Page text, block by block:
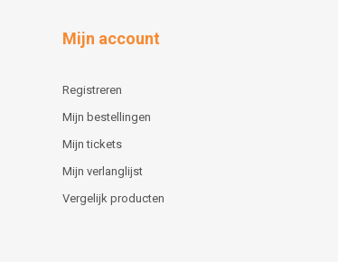
Mijn account
Registreren
Mijn bestellingen
Mijn tickets
Mijn verlanglijst
Vergelijk producten